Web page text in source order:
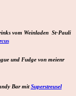
vom Weinladen St-Pauli
und Fudge von meienr
Bar mitSuperstreusel